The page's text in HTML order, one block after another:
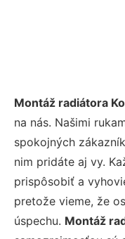
Montáž radiátora
na nás. Našimi
spokojných
nim pridáte aj vy.
prispôsobiť a
pretože vieme, že
úspechu. Montáž